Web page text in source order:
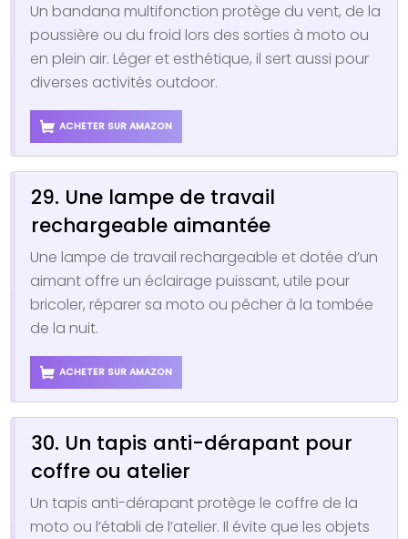
Un bandana multifonction protège du vent, de la
poussière ou du froid lors des sorties à moto ou
en plein air. Léger et esthétique, il sert aussi pour
diverses activités outdoor.
ACHETER SUR AMAZON
29. Une lampe de travail
rechargeable aimantée
Une lampe de travail rechargeable et dotée d’un
aimant offre un éclairage puissant, utile pour
bricoler, réparer sa moto ou pêcher à la tombée
de la nuit.
ACHETER SUR AMAZON
30. Un tapis anti-dérapant pour
coffre ou atelier
Un tapis anti-dérapant protège le coffre de la
moto ou l’établi de l’atelier. Il évite que les objets